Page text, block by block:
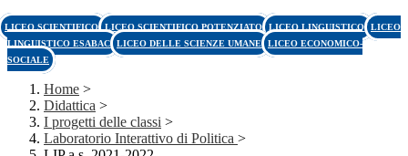
LICEO SCIENTIFICO LICEO SCIENTIFICO POTENZIATO LICEO LINGUISTICO LICEO
LINGUISTICO ESABAC LICEO DELLE SCIENZE UMANE LICEO ECONOMICO-
SOCIALE
Home >
Didattica >
I progetti delle classi >
Laboratorio Interattivo di Politica >